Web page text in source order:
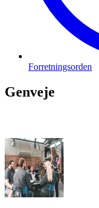
Forretningsorden
Genveje